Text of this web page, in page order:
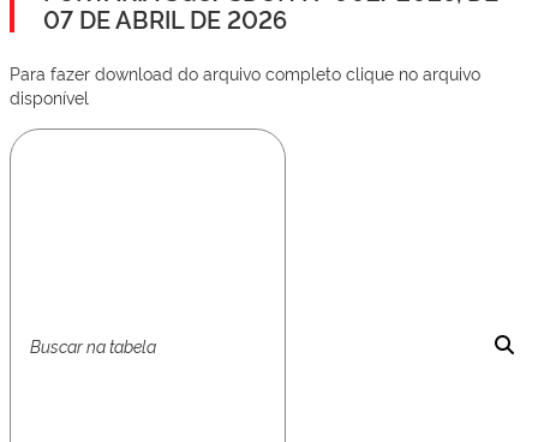
07 DE ABRIL DE 2026
Para fazer download do arquivo completo clique no arquivo
disponível